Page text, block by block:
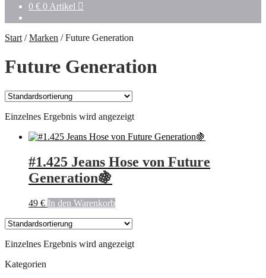
0 € 0 Artikel
Start /Marken /Future Generation
Future Generation
Einzelnes Ergebnis wird angezeigt
#1.425 Jeans Hose von Future
Generation🍇
49 € In den Warenkorb
Einzelnes Ergebnis wird angezeigt
Kategorien